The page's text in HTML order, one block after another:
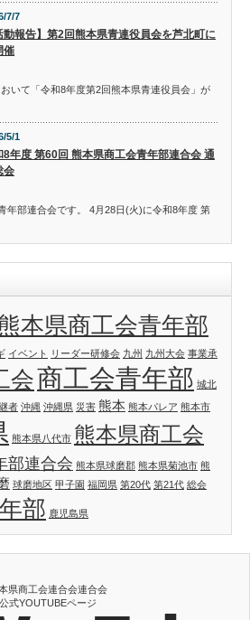
7/7
動報告】第2回熊本県青連役員会を芦北町に
催
いて「令和8年度第2回熊本県青連役員会」が
5/1
8年度 第60回 熊本県商工会青年部連合会 通
会
年部連合会です。 4月28日(火)に令和8年度 第
本県商工会青年部
イベント リーダー研修会 九州 九州大会 事業承
会商工会青年部 城北
者 沖縄 沖縄県 災害 熊本 熊本パレア 熊本市
熊本県八代市 熊本県商工会
部連合会 熊本県球磨郡 熊本県菊池市 熊
球磨地区 甲子園 福岡県 第20代 第21代 総会
部 鹿児島県
県商工会連合会連合会
公式YOUTUBEページ